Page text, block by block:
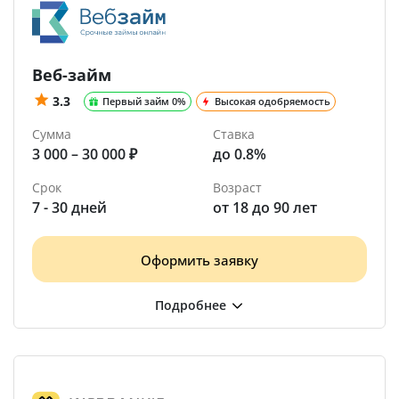
Веб-займ
3.3 Первый займ 0% Высокая одобряемость
Сумма
3 000 – 30 000 ₽
Ставка
до 0.8%
Срок
7 - 30 дней
Возраст
от 18 до 90 лет
Оформить заявку